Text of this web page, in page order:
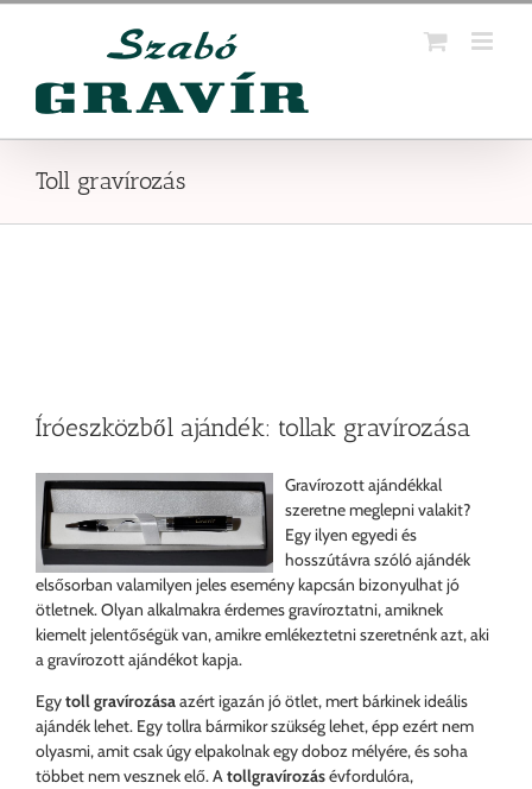
Kihagyás
Toll gravírozás
Íróeszközből ajándék: tollak gravírozása
Gravírozott ajándékkal
szeretne meglepni valakit?
Egy ilyen egyedi és
hosszútávra szóló ajándék
elsősorban valamilyen jeles esemény kapcsán bizonyulhat jó
ötletnek. Olyan alkalmakra érdemes gravíroztatni, amiknek
kiemelt jelentőségük van, amikre emlékeztetni szeretnénk azt, aki
a gravírozott ajándékot kapja.
Egytoll gravírozásaazért igazán jó ötlet, mert bárkinek ideális
ajándék lehet. Egy tollra bármikor szükség lehet, épp ezért nem
olyasmi, amit csak úgy elpakolnak egy doboz mélyére, és soha
többet nem vesznek elő. Atollgravírozásévfordulóra,